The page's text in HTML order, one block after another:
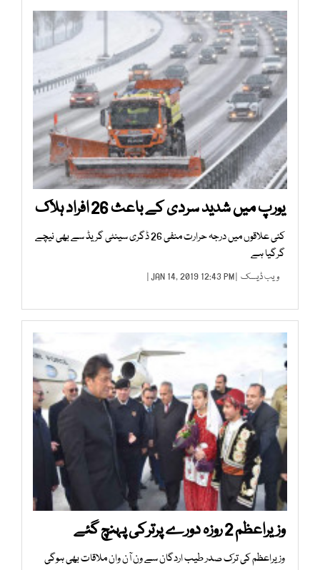
یورپ میں شدید سردی کے باعث 26 افراد ہلاک
کئی علاقوں میں درجہ حرارت منفی 26 ڈگری سینٹی گریڈ سے بھی نیچے
گرگیا ہے
ویب ڈیسک | JAN 14, 2019 12:43 PM |
وزیراعظم 2 روزہ دورے پرترکی پہنچ گئے
وزیراعظم کی ترک صدر طیب اردگان سے ون آن وان ملاقات بھی ہوگی